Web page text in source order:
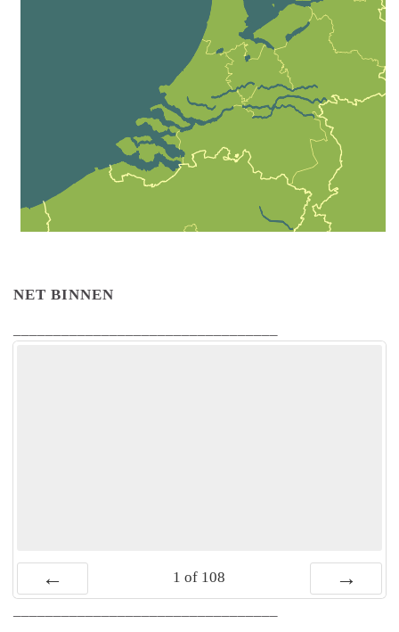
NET BINNEN
1 of 108